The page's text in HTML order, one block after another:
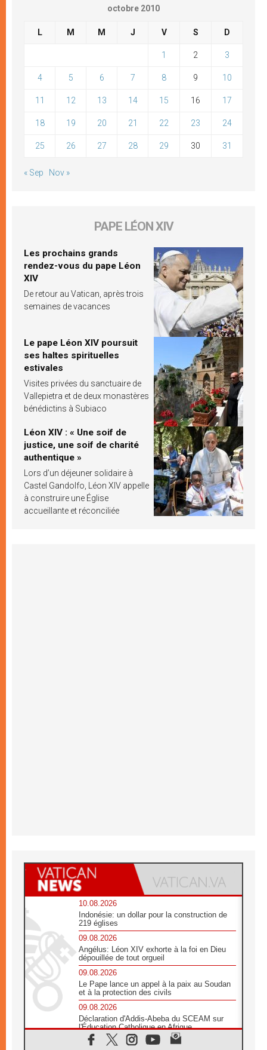
octobre 2010
L M M J V S D
1 2 3
4 5 6 7 8 9 10
11 12 13 14 15 16 17
18 19 20 21 22 23 24
25 26 27 28 29 30 31
« Sep Nov »
PAPE LÉON XIV
Les prochains grands
rendez-vous du pape Léon
XIV
De retour au Vatican, après trois
semaines de vacances
Le pape Léon XIV poursuit
ses haltes spirituelles
estivales
Visites privées du sanctuaire de
Vallepietra et de deux monastères
bénédictins à Subiaco
Léon XIV : « Une soif de
justice, une soif de charité
authentique »
Lors d’un déjeuner solidaire à
Castel Gandolfo, Léon XIV appelle
à construire une Église
accueillante et réconciliée
10.08.2026
Indonésie: un dollar pour la construction de
219 églises
09.08.2026
Angélus: Léon XIV exhorte à la foi en Dieu
dépouillée de tout orgueil
09.08.2026
Le Pape lance un appel à la paix au Soudan
et à la protection des civils
09.08.2026
Déclaration d'Addis-Abeba du SCEAM sur
l'Éducation Catholique en Afrique
08.08.2026